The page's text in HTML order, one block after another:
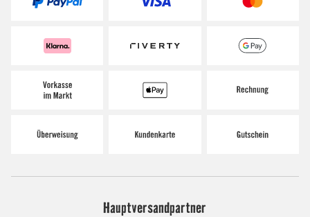
Hauptversandpartner